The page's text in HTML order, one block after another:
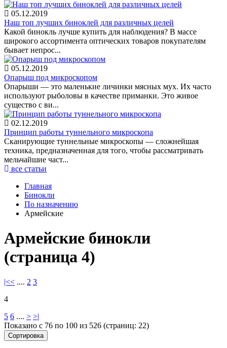
05.12.2019
Наш топ лучших биноклей для различных целей
Какой бинокль лучше купить для наблюдения? В массе
широкого ассортимента оптических товаров покупателям
бывает непрос...
05.12.2019
Опарыш под микроскопом
Опарыши — это маленькие личинки мясных мух. Их часто
используют рыболовы в качестве приманки. Это живое
существо с ви...
02.12.2019
Принцип работы туннельного микроскопа
Сканирующие туннельные микроскопы — сложнейшая
техника, предназначенная для того, чтобы рассматривать
мельчайшие част...
все статьи
Главная
Бинокли
По назначению
Армейские
Армейские бинокли
(страница 4)
|<< .... 2 3
4
5 6 .... > >|
Показано с 76 по 100 из 526 (страниц: 22)
Сортировка